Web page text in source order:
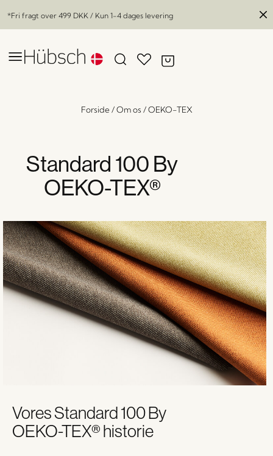
*Fri fragt over 499 DKK / Kun 1-4 dages levering
Forside/Om os /OEKO-TEX
Standard 100 By
OEKO-TEX®
Vores Standard 100 By
OEKO-TEX® historie